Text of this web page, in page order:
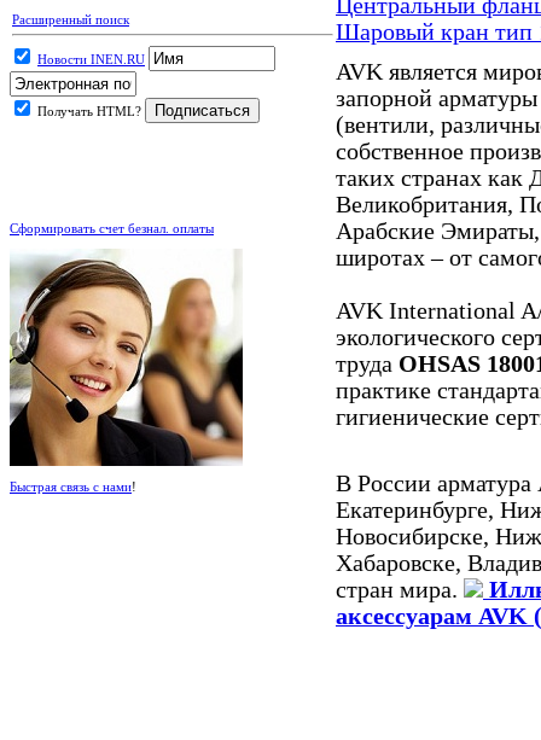
Расширенный поиск
Новости INEN.RU
Получать HTML?
Сформировать счет безнал. оплаты
Быстрая связь с нами!
Центральный
Шаровый кран тип
AVK является
запорной
(вентили,
собственное
таких странах
Великобритания,
Арабские
широтах – от
AVK International
экологического
труда OHSAS
практике
гигиенические
В России
Екатеринбурге,
Новосибирске,
Хабаровске,
стран мира.
аксессуарам